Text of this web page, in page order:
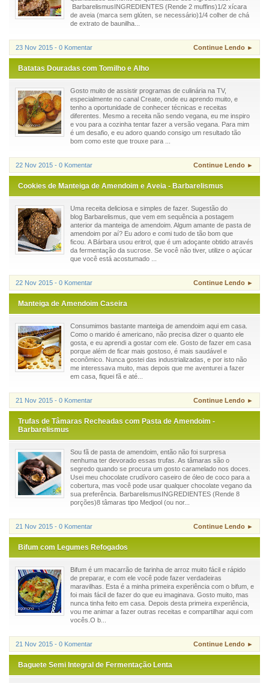
BarbarelismusINGREDIENTES (Rende 2 muffins)1/2 xícara
de aveia (marca sem glúten, se necessário)1/4 colher de chá
de extrato de baunilha...
23 Nov 2015 - 0 Komentar Continue Lendo ►
Batatas Douradas com Tomilho e Alho
Gosto muito de assistir programas de culinária na TV,
especialmente no canal Create, onde eu aprendo muito, e
tenho a oportunidade de conhecer técnicas e receitas
diferentes. Mesmo a receita não sendo vegana, eu me inspiro
e vou para a cozinha tentar fazer a versão vegana. Para mim
é um desafio, e eu adoro quando consigo um resultado tão
bom como este que trouxe para ...
22 Nov 2015 - 0 Komentar Continue Lendo ►
Cookies de Manteiga de Amendoim e Aveia - Barbarelismus
Uma receita deliciosa e simples de fazer. Sugestão do
blog Barbarelismus, que vem em sequência a postagem
anterior da manteiga de amendoim. Algum amante de pasta de
amendoim por aí? Eu adoro e comi tudo de tão bom que
ficou. A Bárbara usou eritrol, que é um adoçante obtido através
da fermentação da sucrose. Se você não tiver, utilize o açúcar
que você está acostumado ...
22 Nov 2015 - 0 Komentar Continue Lendo ►
Manteiga de Amendoim Caseira
Consumimos bastante manteiga de amendoim aqui em casa.
Como o marido é americano, não precisa dizer o quanto ele
gosta, e eu aprendi a gostar com ele. Gosto de fazer em casa
porque além de ficar mais gostoso, é mais saudável e
econômico. Nunca gostei das industrializadas, e por isto não
me interessava muito, mas depois que me aventurei a fazer
em casa, fiquei fã e até...
21 Nov 2015 - 0 Komentar Continue Lendo ►
Trufas de Tâmaras Recheadas com Pasta de Amendoim -
Barbarelismus
Sou fã de pasta de amendoim, então não foi surpresa
nenhuma ter devorado essas trufas. As tâmaras são o
segredo quando se procura um gosto caramelado nos doces.
Usei meu chocolate crudívoro caseiro de óleo de coco para a
cobertura, mas você pode usar qualquer chocolate vegano da
sua preferência. BarbarelismusINGREDIENTES (Rende 8
porções)8 tâmaras tipo Medjool (ou nor...
21 Nov 2015 - 0 Komentar Continue Lendo ►
Bifum com Legumes Refogados
Bifum é um macarrão de farinha de arroz muito fácil e rápido
de preparar, e com ele você pode fazer verdadeiras
maravilhas. Esta é a minha primeira experiência com o bifum, e
foi mais fácil de fazer do que eu imaginava. Gosto muito, mas
nunca tinha feito em casa. Depois desta primeira experiência,
vou me animar a fazer outras receitas e compartilhar aqui com
vocês.O b...
21 Nov 2015 - 0 Komentar Continue Lendo ►
Baguete Semi Integral de Fermentação Lenta